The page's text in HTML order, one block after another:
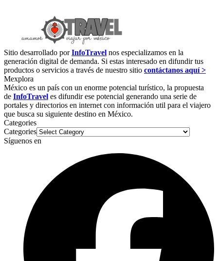
Sitio desarrollado porInfoTravel nos especializamos en la
generación digital de demanda. Si estas interesado en difundir tus
productos o servicios a través de nuestro sitio contáctanos aquí >
Mexplora
México es un país con un enorme potencial turístico, la propuesta
de InfoTravel es difundir ese potencial generando una serie de
portales y directorios en internet con información util para el viajero
que busca su siguiente destino en México.
Categories
Categories
Síguenos en